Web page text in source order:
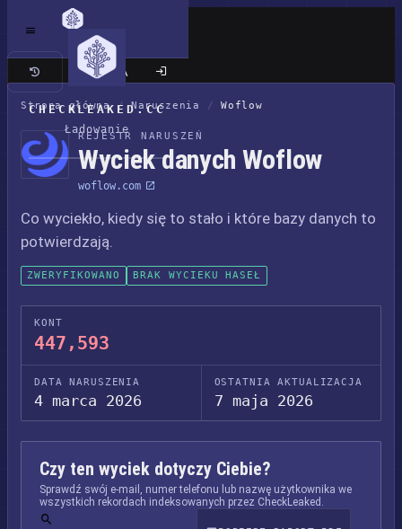
CHECKLEAKED.CC
Ładowanie
Klasyczna wersja
Strona główna / Naruszenia / Woflow
REJESTR NARUSZEŃ
Wyciek danych Woflow
woflow.com
Co wyciekło, kiedy się to stało i które bazy danych to
potwierdzają.
ZWERYFIKOWANO BRAK WYCIEKU HASEŁ
KONT
447,593
DATA NARUSZENIA
4 marca 2026
OSTATNIA AKTUALIZACJA
7 maja 2026
Czy ten wyciek dotyczy Ciebie?
Sprawdź swój e-mail, numer telefonu lub nazwę użytkownika we
wszystkich rekordach indeksowanych przez CheckLeaked.